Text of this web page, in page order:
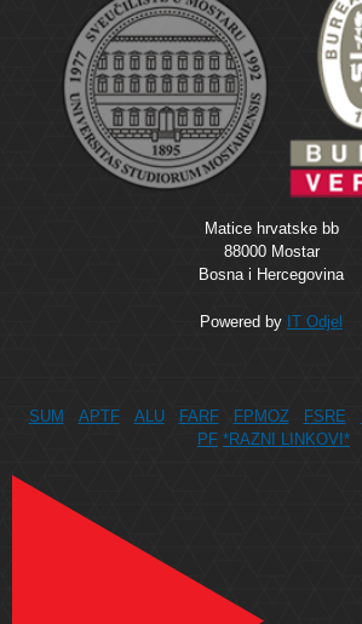
Matice hrvatske bb
88000 Mostar
Bosna i Hercegovina
Powered by IT Odjel
SUM APTF ALU FARF FPMOZ FSRE
PF *RAZNI LINKOVI*